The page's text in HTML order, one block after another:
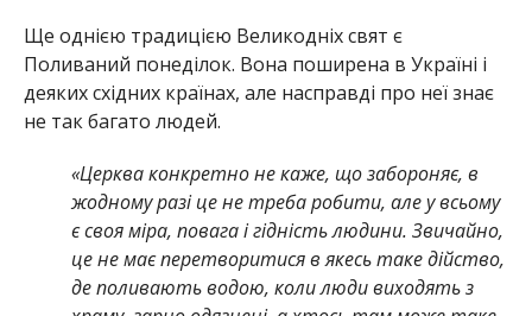
Ще однією традицією Великодніх свят є
Поливаний понеділок. Вона поширена в Україні і
деяких східних країнах, але насправді про неї знає
не так багато людей.
«Церква конкретно не каже, що забороняє, в
жодному разі це не треба робити, але у всьому
є своя міра, повага і гідність людини. Звичайно,
це не має перетворитися в якесь таке дійство,
де поливають водою, коли люди виходять з